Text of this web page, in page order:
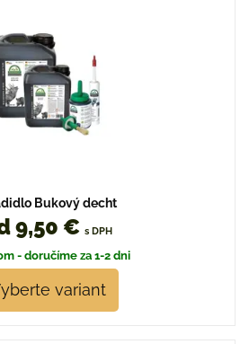
Bukový decht
9,50 € s DPH
- doručíme za 1-2 dni
variant